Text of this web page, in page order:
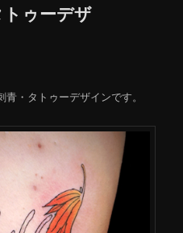
ゥーデザ
・タトゥーデザインです。